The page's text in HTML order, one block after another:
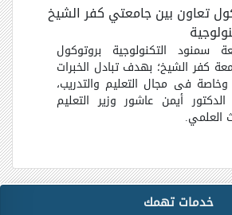
تعاون بين جامعتي كفر الشيخ
سمنود التكنولوجية بروتوكول
كفر الشيخ؛ بهدف تبادل الخبرات
فى مجال التعليم والتدريب،
أيمن عاشور وزير التعليم
العلمي.
خدمات تهمك